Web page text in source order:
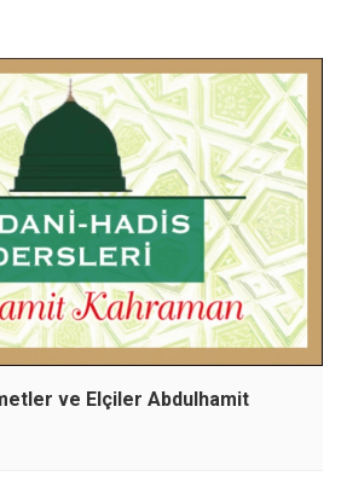
ve Elçiler Abdulhamit